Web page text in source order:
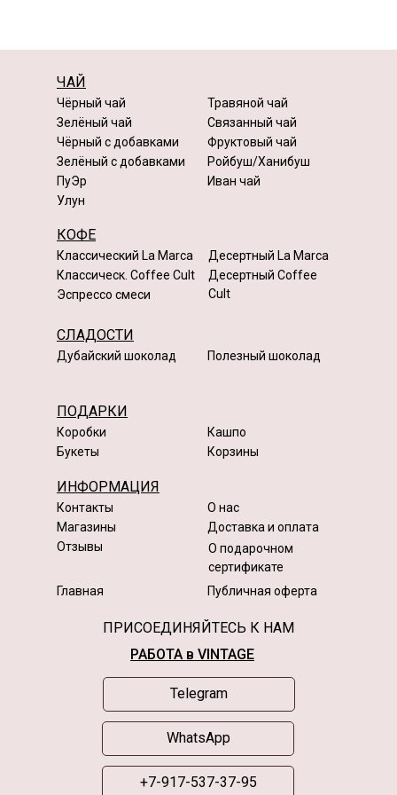
ЧАЙ
Чёрный чай
Зелёный чай
Чёрный с добавками
Классическ. Coffee Cult
Зелёный с добавками
ПуЭр
Улун
Травяной чай
Связанный чай
Фруктовый чай
Ройбуш/Ханибуш
Иван чай
Классический La Marca
КОФЕ
Десертный Coffee
Cult
Десертный La Marca
Эспрессо смеси
СЛАДОСТИ
Дубайский шоколад Полезный шоколад
ПОДАРКИ
Коробки
Букеты
Кашпо
Корзины
ИНФОРМАЦИЯ
Контакты
Магазины
Отзывы
О нас
Доставка и оплата
Публичная оферта
Главная
ПРИСОЕДИНЯЙТЕСЬ К НАМ
Telegram
РАБОТА в VINTAGE
О подарочном
сертификате
WhatsApp
+7-917-537-37-95